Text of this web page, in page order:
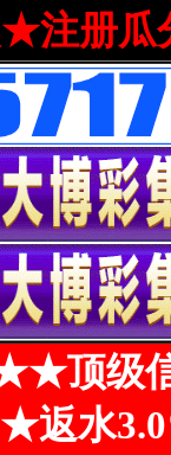
注册瓜
★★顶级
返水